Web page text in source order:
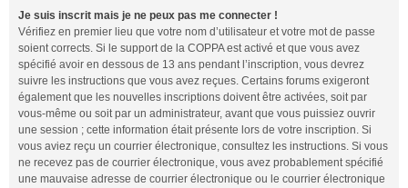
Je suis inscrit mais je ne peux pas me connecter !
Vérifiez en premier lieu que votre nom d’utilisateur et votre mot de passe
soient corrects. Si le support de la COPPA est activé et que vous avez
spécifié avoir en dessous de 13 ans pendant l’inscription, vous devrez
suivre les instructions que vous avez reçues. Certains forums exigeront
également que les nouvelles inscriptions doivent être activées, soit par
vous-même ou soit par un administrateur, avant que vous puissiez ouvrir
une session ; cette information était présente lors de votre inscription. Si
vous aviez reçu un courrier électronique, consultez les instructions. Si vous
ne recevez pas de courrier électronique, vous avez probablement spécifié
une mauvaise adresse de courrier électronique ou le courrier électronique